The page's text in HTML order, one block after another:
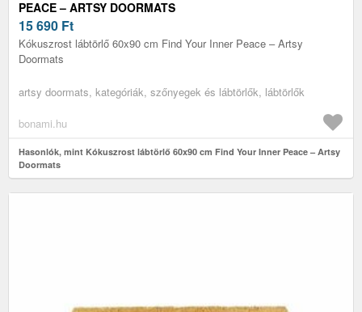
PEACE – ARTSY DOORMATS
15 690 Ft
Kókuszrost lábtörlő 60x90 cm Find Your Inner Peace – Artsy
Doormats
artsy doormats, kategóriák, szőnyegek és lábtörlők, lábtörlők
bonami.hu
Hasonlók, mint Kókuszrost lábtörlő 60x90 cm Find Your Inner Peace – Artsy
Doormats